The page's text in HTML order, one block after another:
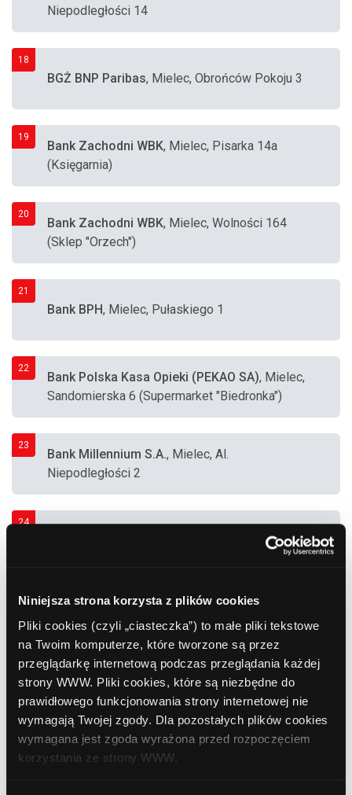
Niniejsza strona korzysta z plików cookies
Pliki cookies (czyli „ciasteczka”) to małe pliki tekstowe
na Twoim komputerze, które tworzone są przez
przeglądarkę internetową podczas przeglądania każdej
strony WWW. Pliki cookies, które są niezbędne do
prawidłowego funkcjonowania strony internetowej nie
wymagają Twojej zgody. Dla pozostałych plików cookies
wymagana jest zgoda wyrażona przed rozpoczęciem
korzystania ze strony WWW.
Niepodległości 14
18
BGŻ BNP Paribas, Mielec, Obrońców Pokoju 3
19
Bank Zachodni WBK, Mielec, Pisarka 14a
(Księgarnia)
20
Bank Zachodni WBK, Mielec, Wolności 164
(Sklep "Orzech")
21
Bank BPH, Mielec, Pułaskiego 1
22
Bank Polska Kasa Opieki (PEKAO SA), Mielec,
Sandomierska 6 (Supermarket "Biedronka")
23
Bank Millennium S.A., Mielec, Al.
Niepodległości 2
24
25
SKOK , Mielec, Rynek 1
26
Bank Polska Kasa Opieki (PEKAO SA), Mielec,
Biernackiego 2 (Centrum Handlowe "Galeria
Aura")